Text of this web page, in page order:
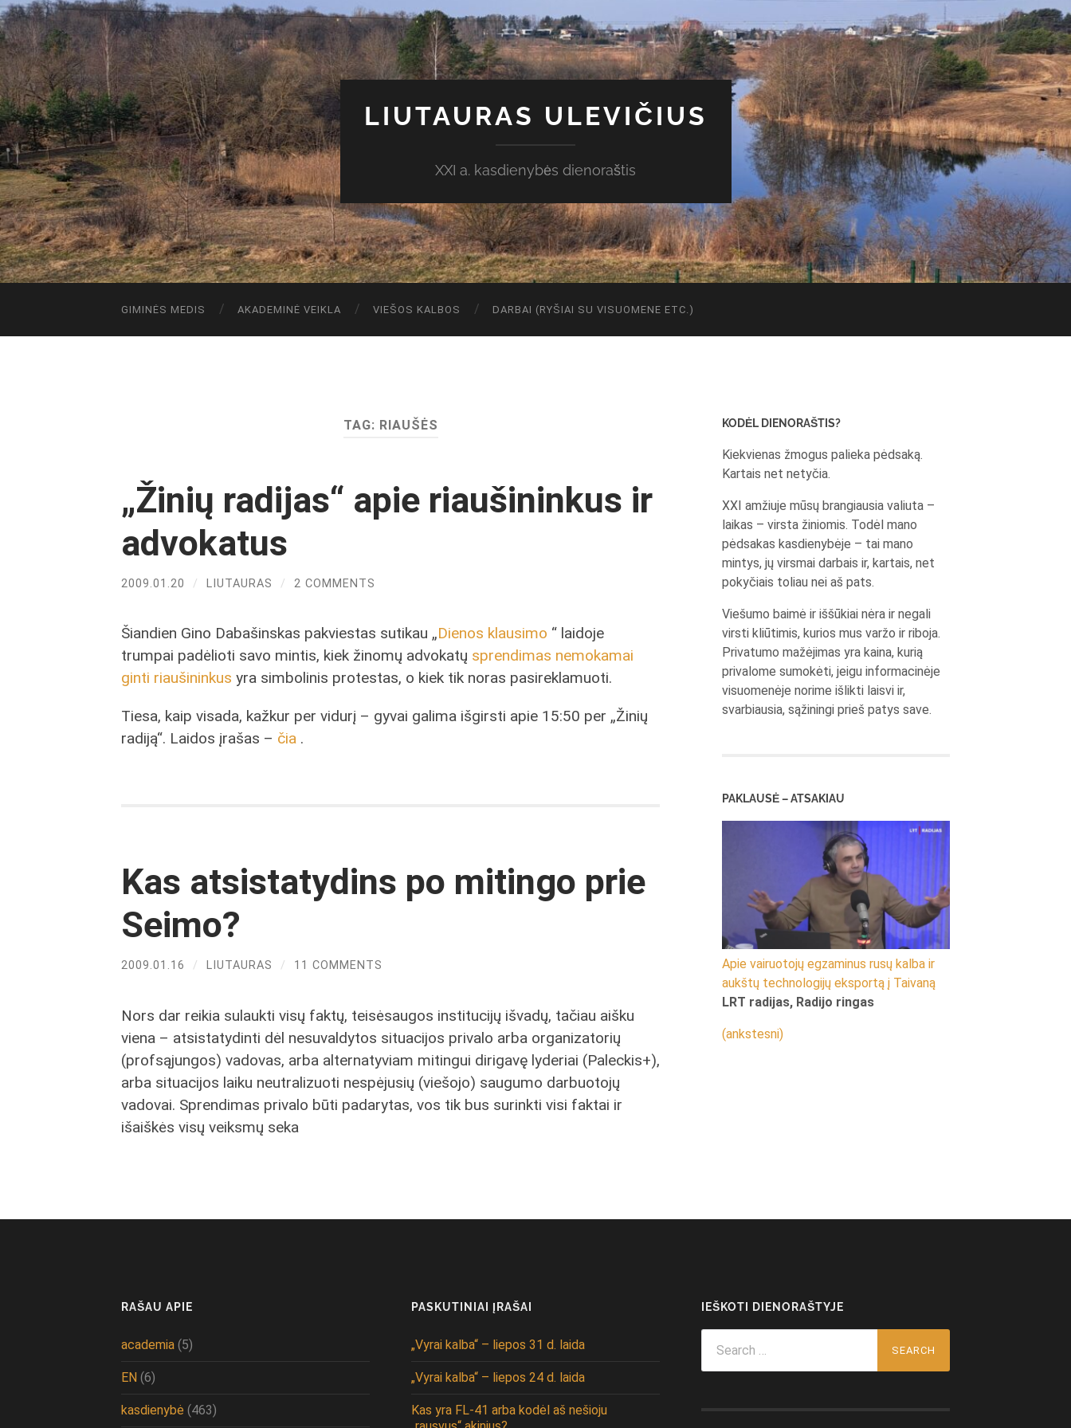
LIUTAURAS ULEVIČIUS
XXI a. kasdienybės dienoraštis
GIMINĖS MEDIS AKADEMINĖ VEIKLA VIEŠOS KALBOS DARBAI (RYŠIAI SU VISUOMENE ETC.)
TAG: RIAUŠĖS
„Žinių radijas“ apie riaušininkus ir
advokatus
2009.01.20 / LIUTAURAS / 2 COMMENTS
Šiandien Gino Dabašinskas pakviestas sutikau „Dienos klausimo “ laidoje
trumpai padėlioti savo mintis, kiek žinomų advokatų sprendimas nemokamai
ginti riaušininkus yra simbolinis protestas, o kiek tik noras pasireklamuoti.
Tiesa, kaip visada, kažkur per vidurį – gyvai galima išgirsti apie 15:50 per „Žinių
radiją“. Laidos įrašas – čia .
Kas atsistatydins po mitingo prie
Seimo?
2009.01.16 / LIUTAURAS / 11 COMMENTS
Nors dar reikia sulaukti visų faktų, teisėsaugos institucijų išvadų, tačiau aišku
viena – atsistatydinti dėl nesuvaldytos situacijos privalo arba organizatorių
(profsąjungos) vadovas, arba alternatyviam mitingui dirigavę lyderiai (Paleckis+),
arba situacijos laiku neutralizuoti nespėjusių (viešojo) saugumo darbuotojų
vadovai. Sprendimas privalo būti padarytas, vos tik bus surinkti visi faktai ir
išaiškės visų veiksmų seka
KODĖL DIENORAŠTIS?
Kiekvienas žmogus palieka pėdsaką.
Kartais net netyčia.
XXI amžiuje mūsų brangiausia valiuta –
laikas – virsta žiniomis. Todėl mano
pėdsakas kasdienybėje – tai mano
mintys, jų virsmai darbais ir, kartais, net
pokyčiais toliau nei aš pats.
Viešumo baimė ir iššūkiai nėra ir negali
virsti kliūtimis, kurios mus varžo ir riboja.
Privatumo mažėjimas yra kaina, kurią
privalome sumokėti, jeigu informacinėje
visuomenėje norime išlikti laisvi ir,
svarbiausia, sąžiningi prieš patys save.
PAKLAUSĖ – ATSAKIAU
Apie vairuotojų egzaminus rusų kalba ir
aukštų technologijų eksportą į Taivaną
LRT radijas, Radijo ringas
(ankstesni)
RAŠAU APIE
academia (5)
EN (6)
kasdienybė (463)
PASKUTINIAI ĮRAŠAI
„Vyrai kalba“ – liepos 31 d. laida
„Vyrai kalba“ – liepos 24 d. laida
Kas yra FL-41 arba kodėl aš nešioju
IEŠKOTI DIENORAŠTYJE
for: